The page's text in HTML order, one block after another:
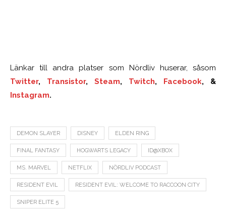
Länkar till andra platser som Nördliv huserar, såsom
Twitter, Transistor, Steam, Twitch, Facebook, &
Instagram.
DEMON SLAYER DISNEY ELDEN RING
FINAL FANTASY HOGWARTS LEGACY ID@XBOX
MS. MARVEL NETFLIX NÖRDLIV PODCAST
RESIDENT EVIL RESIDENT EVIL: WELCOME TO RACCOON CITY
SNIPER ELITE 5